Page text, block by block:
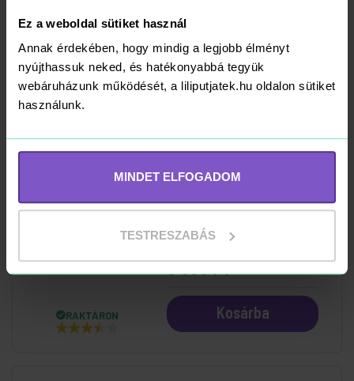
Ez a weboldal sütiket használ
Annak érdekében, hogy mindig a legjobb élményt
nyújthassuk neked, és hatékonyabbá tegyük
webáruházunk működését, a liliputjatek.hu oldalon sütiket
használunk.
MINDET ELFOGADOM
TESTRESZABÁS
RAKTÁRON
5 990 Ft
4 493 Ft
RAKTÁRON
Orvosi készlet
hordtáskában 10
db-os
6 390 Ft
Kosárba